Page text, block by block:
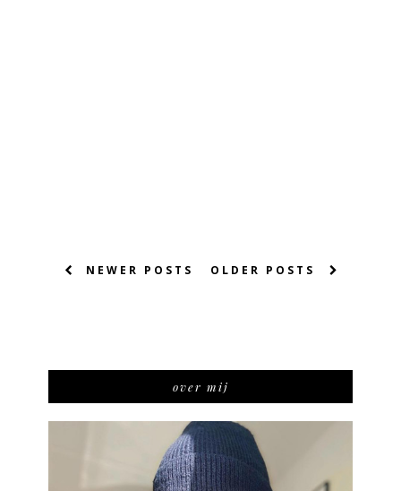
NEWER POSTS OLDER POSTS
over mij